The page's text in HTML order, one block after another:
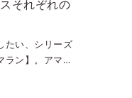
それぞれの
たい、シリーズ
ラン】。アマプ
ーが各々おす